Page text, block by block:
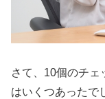
さて、10個のチェ
はいくつあったで